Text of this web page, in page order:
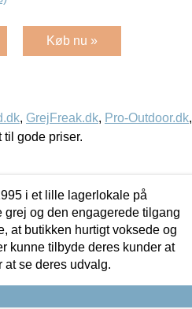
Køb nu »
, GrejFreak.dk, Pro-Outdoor.dk,
til gode priser.
i et lille lagerlokale på
grej og den engagerede tilgang
at butikken hurtigt voksede og
kunne tilbyde deres kunder at
at se deres udvalg.